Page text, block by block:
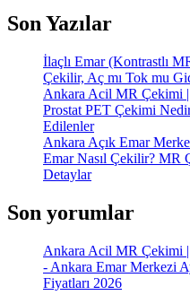
Son Yazılar
İlaçlı Emar (Kontrastlı
Çekilir, Aç mı Tok mu
Ankara Acil MR Çekimi |
Prostat PET Çekimi
Edilenler
Ankara Açık Emar
Emar Nasıl Çekilir? MR
Detaylar
Son yorumlar
Ankara Acil MR Çekimi |
- Ankara Emar Merkezi
Fiyatları 2026